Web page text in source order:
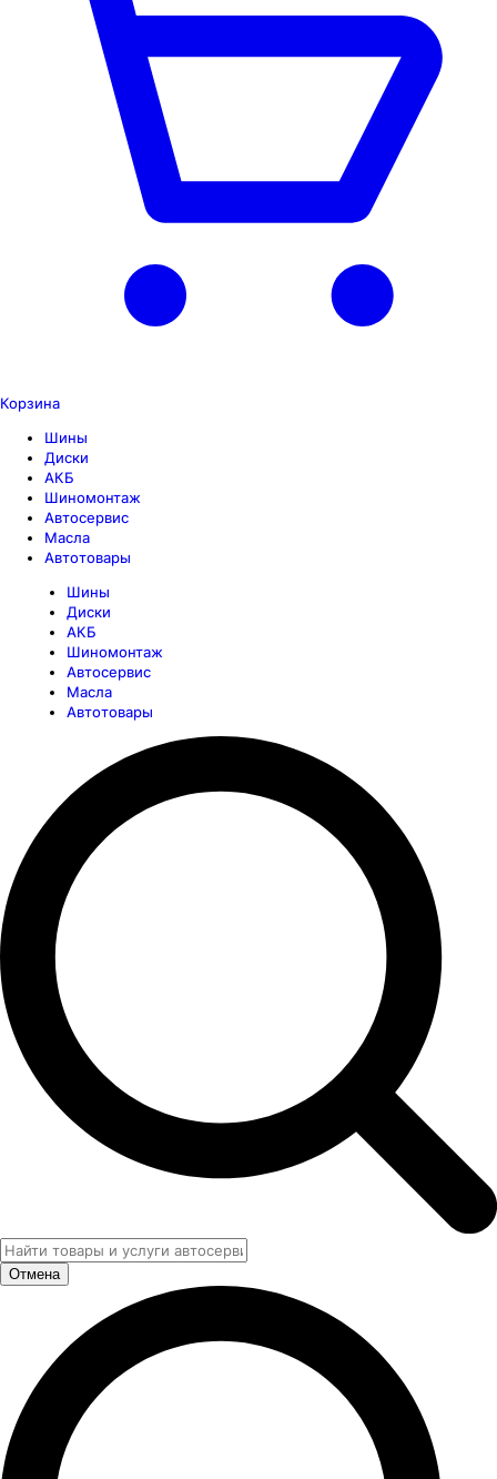
Корзина
Шины
Диски
АКБ
Шиномонтаж
Автосервис
Масла
Автотовары
Шины
Диски
АКБ
Шиномонтаж
Автосервис
Масла
Автотовары
Отмена